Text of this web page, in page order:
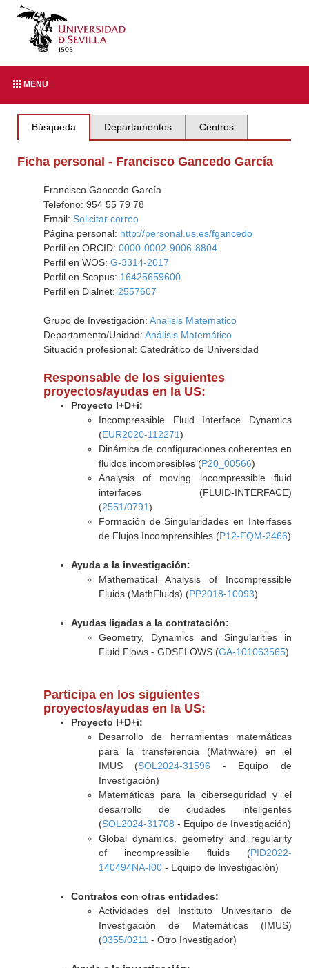
MENU
Búsqueda Departamentos Centros
Ficha personal - Francisco Gancedo García
Francisco Gancedo García
Telefono: 954 55 79 78
Email: Solicitar correo
Página personal: http://personal.us.es/fgancedo
Perfil en ORCID: 0000-0002-9006-8804
Perfil en WOS: G-3314-2017
Perfil en Scopus: 16425659600
Perfil en Dialnet: 2557607
Grupo de Investigación: Analisis Matematico
Departamento/Unidad: Análisis Matemático
Situación profesional: Catedrático de Universidad
Responsable de los siguientes
proyectos/ayudas en la US:
Proyecto I+D+i:
Incompressible Fluid Interface Dynamics
(EUR2020-112271)
Dinámica de configuraciones coherentes en
fluidos incompresibles (P20_00566)
Analysis of moving incompressible fluid
interfaces (FLUID-INTERFACE)
(2551/0791)
Formación de Singularidades en Interfases
de Flujos Incomprensibles (P12-FQM-2466)
Ayuda a la investigación:
Mathematical Analysis of Incompressible
Fluids (MathFluids) (PP2018-10093)
Ayudas ligadas a la contratación:
Geometry, Dynamics and Singularities in
Fluid Flows - GDSFLOWS (GA-101063565)
Participa en los siguientes
proyectos/ayudas en la US:
Proyecto I+D+i:
Desarrollo de herramientas matemáticas
para la transferencia (Mathware) en el
IMUS (SOL2024-31596 - Equipo de
Investigación)
Matemáticas para la ciberseguridad y el
desarrollo de ciudades inteligentes
(SOL2024-31708 - Equipo de Investigación)
Global dynamics, geometry and regularity
of incompressible fluids (PID2022-
140494NA-I00- Equipo de Investigación)
Contratos con otras entidades:
Actividades del Instituto Univesitario de
Investigación de Matemáticas (IMUS)
(0355/0211 - Otro Investigador)